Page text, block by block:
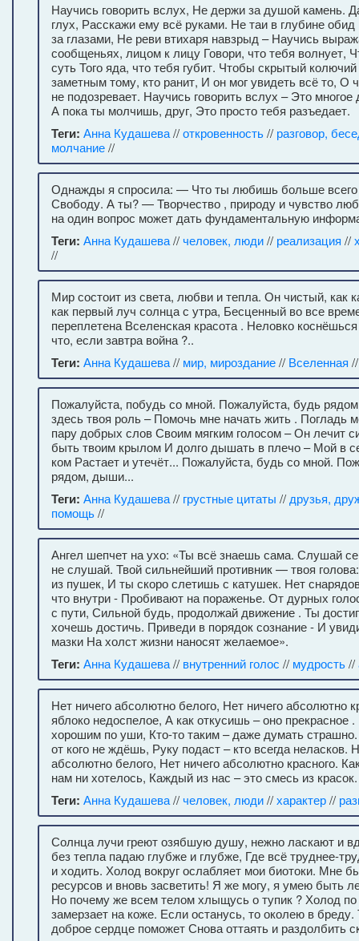
Научись говорить вслух, Не держи за душой камень.
глух, Расскажи ему всё руками. Не таи в глубине
за глазами, Не реви втихаря навзрыд – Научись
сообщеньях, лицом к лицу Говори, что тебя волнует,
суть Того яда, что тебя губит. Чтобы скрытый
заметным тому, кто ранит, И он мог увидеть всё то, О
не подозревает. Научись говорить вслух – Это многое
А пока ты молчишь, друг, Это просто тебя разъедает.
Теги: Анна Кудашева//откровенность// разговор,
молчание//
Однажды я спросила: — Что ты любишь больше
Свободу. А ты? — Творчество , природу и чувство
на один вопрос может дать фундаментальную
Теги: Анна Кудашева//человек, люди// реализация //
//
Мир состоит из света, любви и тепла. Он чистый, как
как первый луч солнца с утра, Бесценный во все
переплетена Вселенская красота . Неловко
что, если завтра война ?..
Теги: Анна Кудашева// мир, мироздание// Вселенная
Пожалуйста, побудь со мной. Пожалуйста, будь
здесь твоя роль – Помочь мне начать жить . Погладь
пару добрых слов Своим мягким голосом – Он лечит
быть твоим крылом И долго дышать в плечо – Мой в
ком Растает и утечёт... Пожалуйста, будь со мной.
рядом, дыши...
Теги: Анна Кудашева// грустные цитаты // друзья,
помощь//
Ангел шепчет на ухо: «Ты всё знаешь сама. Слушай
не слушай. Твой сильнейший противник — твоя
из пушек, И ты скоро слетишь с катушек. Нет
что внутри - Пробивают на пораженье. От дурных
с пути, Сильной будь, продолжай движение . Ты
хочешь достичь. Приведи в порядок сознание - И
мазки На холст жизни наносят желаемое».
Теги: Анна Кудашева// внутренний голос // мудрость//
Нет ничего абсолютно белого, Нет ничего абсолютно
яблоко недоспелое, А как откусишь – оно прекрасное .
хорошим по уши, Кто-то таким – даже думать
от кого не ждёшь, Руку подаст – кто всегда неласков.
абсолютно белого, Нет ничего абсолютно красного.
нам ни хотелось, Каждый из нас – это смесь из красок.
Теги: Анна Кудашева//человек, люди//характер//
Солнца лучи греют озябшую душу, нежно ласкают и
без тепла падаю глубже и глубже, Где всё труднее-
и ходить. Холод вокруг ослабляет мои биотоки. Мне
ресурсов и вновь засветить! Я же могу, я умею быть
Но почему же всем телом хлыщусь о тупик ? Холод по
замерзает на коже. Если останусь, то околею в бреду.
доброе сердце поможет Снова оттаять и раздолбить